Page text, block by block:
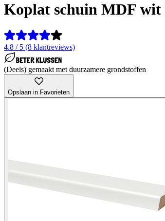
Koplat schuin MDF wit
4.8 / 5 (8 klantreviews)
(Deels) gemaakt met duurzamere grondstoffen
Opslaan in Favorieten